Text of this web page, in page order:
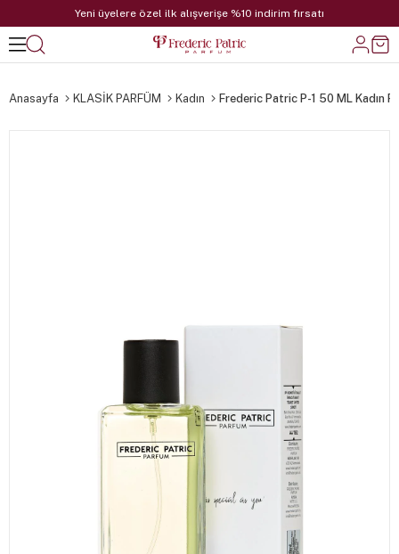
Yeni üyelere özel ilk alışverişe %10 indirim fırsatı
Anasayfa KLASİK PARFÜM Kadın Frederic Patric P-1 50 ML Kadın